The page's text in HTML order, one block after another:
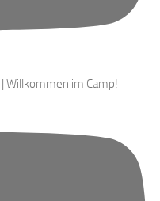
Willkommen im Camp!